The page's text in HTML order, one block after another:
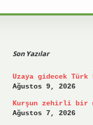
Son Yazılar
Uzaya gidecek Türk
Ağustos 9, 2026
Kurşun zehirli bir
Ağustos 7, 2026